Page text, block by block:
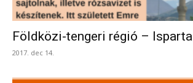
Földközi-tengeri régió – Isparta
2017. dec 14.